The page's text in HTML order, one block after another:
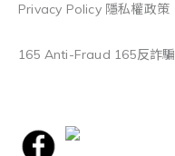
Privacy Policy 隱私權政策
165 Anti-Fraud 165反詐騙